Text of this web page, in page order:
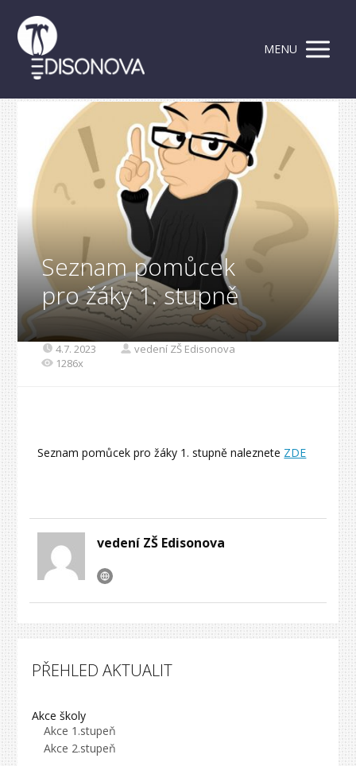
MENU
Seznam pomůcek
pro žáky 1. stupně
4.7. 2023
vedení ZŠ Edisonova
1286x
Seznam pomůcek pro žáky 1. stupně naleznete ZDE
vedení ZŠ Edisonova
PŘEHLED AKTUALIT
Akce školy
Akce 1.stupeň
Akce 2.stupeň